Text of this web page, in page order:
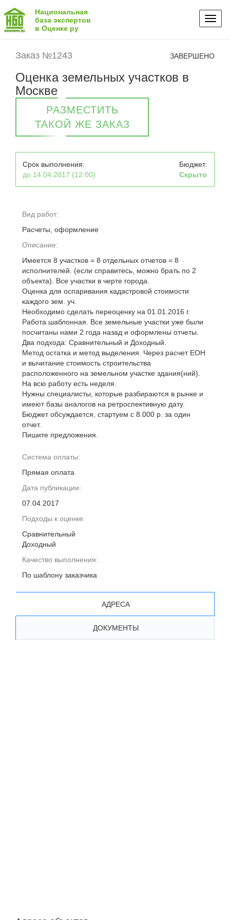
Национальная
база экспертов
в Оценке ру
Заказ №1243 ЗАВЕРШЕНО
Оценка земельных участков в
Москве
РАЗМЕСТИТЬ
ТАКОЙ ЖЕ ЗАКАЗ
Срок выполнения:
до 14.04.2017 (12:00)
Бюджет:
Скрыто
Вид работ:
Расчеты, оформление
Описание:
Имеется 8 участков = 8 отдельных отчетов = 8
исполнителей. (если справитесь, можно брать по 2
объекта). Все участки в черте города.
Оценка для оспаривания кадастровой стоимости
каждого зем. уч.
Необходимо сделать переоценку на 01.01.2016 г.
Работа шаблонная. Все земельные участки уже были
посчитаны нами 2 года назад и оформлены отчеты.
Два подхода: Сравнительный и Доходный.
Метод остатка и метод выделения. Через расчет ЕОН
и вычитание стоимость строительства
расположенного на земельном участке здания(ний).
На всю работу есть неделя.
Нужны специалисты, которые разбираются в рынке и
имеют базы аналогов на ретроспективную дату.
Бюджет обсуждается, стартуем с 8.000 р. за один
отчет.
Пишите предложения.
Система оплаты:
Прямая оплата
Дата публикации:
07.04.2017
Подходы к оценке:
Сравнительный
Доходный
Качество выполнения:
По шаблону заказчика
АДРЕСА
ДОКУМЕНТЫ